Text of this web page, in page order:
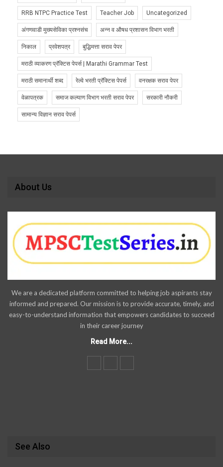
RRB NTPC Practice Test Teacher Job Uncategorized
अंगणवाडी मुख्यसेविका प्रश्नसंच अन्न व औषध प्रशासन विभाग भरती
निकाल प्रवेशपत्र बुद्धिमत्ता सराव पेपर
मराठी व्याकरण प्रॅक्टिस पेपर्स | Marathi Grammar Test
मराठी समानार्थी शब्द रेल्वे भरती प्रॅक्टिस पेपर्स वनरक्षक सराव पेपर
वेळापत्रक समाज कल्याण विभाग भरती सराव पेपर सरकारी नौकरी
सामान्य विज्ञान सराव पेपर्स
About Us
We are a dedicated platform committed to helping job aspirants stay
informed and prepared. Our mission is to provide accurate, timely, and
easy-to-understand information that empowers candidates to succeed
in their career journey
Read More...
See Also